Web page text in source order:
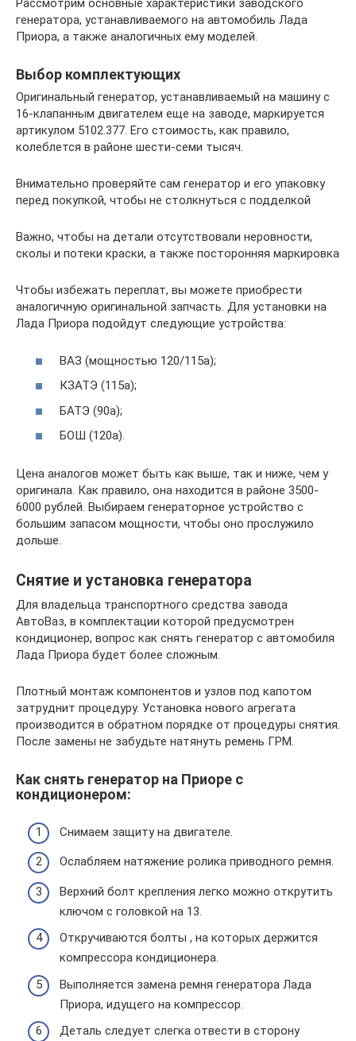
Рассмотрим основные характеристики заводского
генератора, устанавливаемого на автомобиль Лада
Приора, а также аналогичных ему моделей.
Выбор комплектующих
Оригинальный генератор, устанавливаемый на машину с
16-клапанным двигателем еще на заводе, маркируется
артикулом 5102.377. Его стоимость, как правило,
колеблется в районе шести-семи тысяч.
Внимательно проверяйте сам генератор и его упаковку
перед покупкой, чтобы не столкнуться с подделкой
Важно, чтобы на детали отсутствовали неровности,
сколы и потеки краски, а также посторонняя маркировка
Чтобы избежать переплат, вы можете приобрести
аналогичную оригинальной запчасть. Для установки на
Лада Приора подойдут следующие устройства:
ВАЗ (мощностью 120/115а);
КЗАТЭ (115а);
БАТЭ (90а);
БОШ (120а).
Цена аналогов может быть как выше, так и ниже, чем у
оригинала. Как правило, она находится в районе 3500-
6000 рублей. Выбираем генераторное устройство с
большим запасом мощности, чтобы оно прослужило
дольше.
Снятие и установка генератора
Для владельца транспортного средства завода
АвтоВаз, в комплектации которой предусмотрен
кондиционер, вопрос как снять генератор с автомобиля
Лада Приора будет более сложным.
Плотный монтаж компонентов и узлов под капотом
затруднит процедуру. Установка нового агрегата
производится в обратном порядке от процедуры снятия.
После замены не забудьте натянуть ремень ГРМ.
Как снять генератор на Приоре с
кондиционером:
Снимаем защиту на двигателе.
Ослабляем натяжение ролика приводного ремня.
Верхний болт крепления легко можно открутить
ключом с головкой на 13.
Откручиваются болты , на которых держится
компрессора кондиционера.
Выполняется замена ремня генератора Лада
Приора, идущего на компрессор.
Деталь следует слегка отвести в сторону